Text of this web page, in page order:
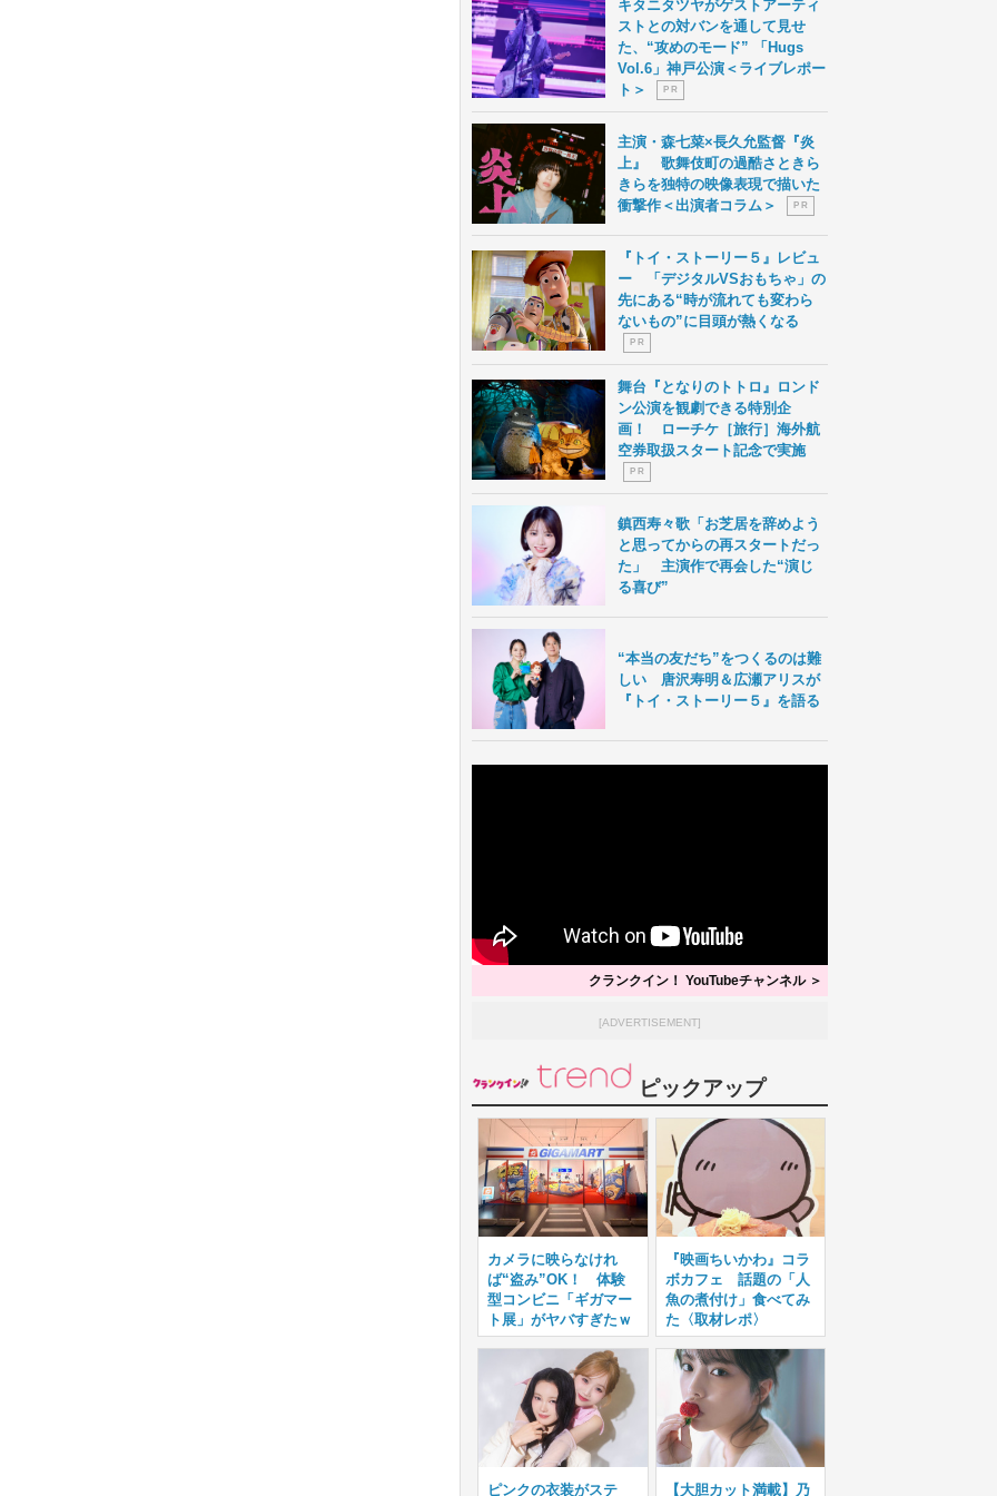
キタニタツヤがゲストアーティ
ストとの対バンを通して見せ
た、“攻めのモード” 「Hugs
Vol.6」神戸公演＜ライブレポー
ト＞
P R
主演・森七菜×長久允監督『炎
上』 歌舞伎町の過酷さときら
きらを独特の映像表現で描いた
衝撃作＜出演者コラム＞
P R
『トイ・ストーリー５』レビュ
ー 「デジタルVSおもちゃ」の
先にある“時が流れても変わら
ないもの”に目頭が熱くなる
P R
舞台『となりのトトロ』ロンド
ン公演を観劇できる特別企
画！ ローチケ［旅行］海外航
空券取扱スタート記念で実施
P R
鎮西寿々歌「お芝居を辞めよう
と思ってからの再スタートだっ
た」 主演作で再会した“演じ
る喜び”
“本当の友だち”をつくるのは難
しい 唐沢寿明＆広瀬アリスが
『トイ・ストーリー５』を語る
クランクイン！ YouTubeチャンネル ＞
[ADVERTISEMENT]
ピックアップ
カメラに映らなけれ
ば“盗み”OK！ 体験
型コンビニ「ギガマー
ト展」がヤバすぎたｗ
『映画ちいかわ』コラ
ボカフェ 話題の「人
魚の煮付け」食べてみ
た〈取材レポ〉
ピンクの衣装がステ 【大胆カット満載】乃